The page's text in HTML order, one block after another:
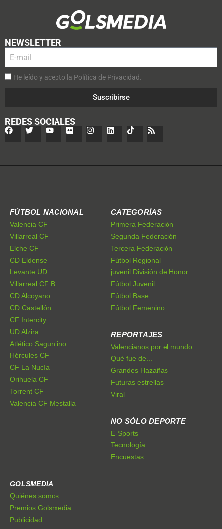
NEWSLETTER
He leído y acepto la Política de Privacidad.
Suscribirse
REDES SOCIALES
FÚTBOL NACIONAL
Valencia CF
Villarreal CF
Elche CF
CD Eldense
Levante UD
Villarreal CF B
CD Alcoyano
CD Castellón
CF Intercity
UD Alzira
Atlético Saguntino
Hércules CF
CF La Nucía
Orihuela CF
Torrent CF
Valencia CF Mestalla
CATEGORÍAS
Primera Federación
Segunda Federación
Tercera Federación
Fútbol Regional
juvenil División de Honor
Fútbol Juvenil
Fútbol Base
Fútbol Femenino
REPORTAJES
Valencianos por el mundo
Qué fue de...
Grandes Hazañas
Futuras estrellas
Viral
NO SÓLO DEPORTE
E-Sports
Tecnología
Encuestas
GOLSMEDIA
Quiénes somos
Premios Golsmedia
Publicidad